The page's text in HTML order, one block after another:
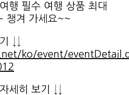
행 필수 여행 상품 최대
챙겨 가세요~~
↓↓
ko/event/
세히 보기 ↓↓